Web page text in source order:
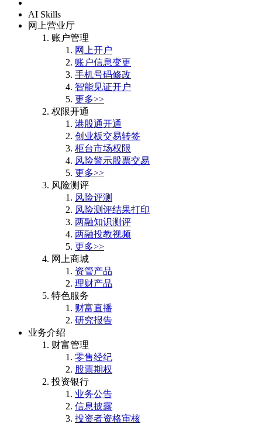
AI Skills
网上营业厅
账户管理
网上开户
账户信息变更
手机号码修改
智能见证开户
更多>>
权限开通
港股通开通
创业板交易转签
柜台市场权限
风险警示股票交易
更多>>
风险测评
风险评测
风险测评结果打印
两融知识测评
两融投教视频
更多>>
网上商城
资管产品
理财产品
特色服务
财富直播
研究报告
业务介绍
财富管理
零售经纪
股票期权
投资银行
业务公告
信息披露
投资者资格审核